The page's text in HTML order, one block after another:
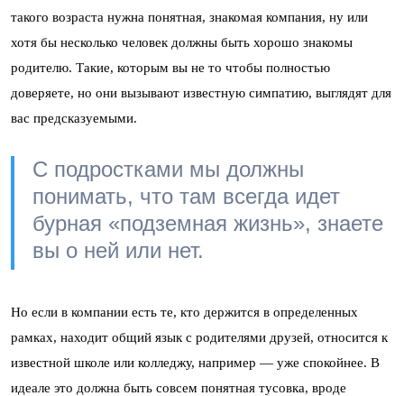
такого возраста нужна понятная, знакомая компания, ну или
хотя бы несколько человек должны быть хорошо знакомы
родителю. Такие, которым вы не то чтобы полностью
доверяете, но они вызывают известную симпатию, выглядят для
вас предсказуемыми.
С подростками мы должны
понимать, что там всегда идет
бурная «подземная жизнь», знаете
вы о ней или нет.
Но если в компании есть те, кто держится в определенных
рамках, находит общий язык с родителями друзей, относится к
известной школе или колледжу, например — уже спокойнее. В
идеале это должна быть совсем понятная тусовка, вроде